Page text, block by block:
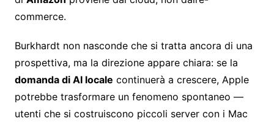
commerce.
Burkhardt non nasconde che si tratta ancora di una
prospettiva, ma la direzione appare chiara: se la
domanda di AI locale continuerà a crescere, Apple
potrebbe trasformare un fenomeno spontaneo —
utenti che si costruiscono piccoli server con i Mac